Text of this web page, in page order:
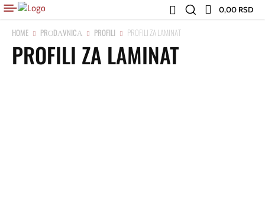
0,00 RSD
HOME PRОDАVNICА PROFILI PROFILI ZA LAMINAT
PROFILI ZA LAMINAT